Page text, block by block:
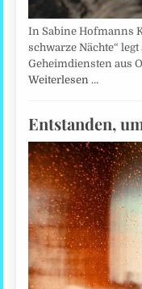
In Sabine Hofmanns
schwarze Nächte“
Geheimdiensten aus
Weiterlesen …
Entstanden,